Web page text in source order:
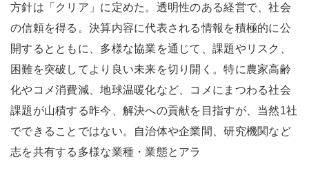
方針は「クリア」に定めた。透明性のある経営で、社会
の信頼を得る。決算内容に代表される情報を積極的に公
開するとともに、多様な協業を通じて、課題やリスク、
困難を突破してより良い未来を切り開く。特に農家高齢
化やコメ消費減、地球温暖化など、コメにまつわる社会
課題が山積する昨今、解決への貢献を目指すが、当然1社
でできることではない。自治体や企業間、研究機関など
志を共有する多様な業種・業態とアラ